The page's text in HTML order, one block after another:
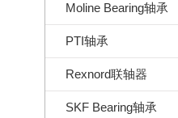
Moline Bearing轴承
PTI轴承
Rexnord联轴器
SKF Bearing轴承